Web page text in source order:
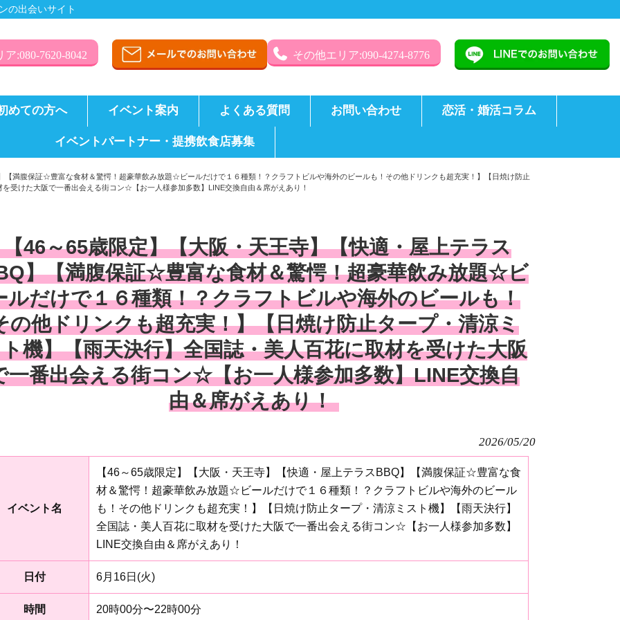
の出会いサイト
:080-7620-8042 その他エリア:090-4274-8776
めての方へ イベント案内 よくある質問 お問い合わせ 恋活・婚活コラム
イベントパートナー・提携飲食店募集
【満腹保証☆豊富な食材＆驚愕！超豪華飲み放題☆ビールだけで１６種類！？クラフトビルや海外のビールも！その他ドリンクも超充実！】【日焼け防止
受けた大阪で一番出会える街コン☆【お一人様参加多数】LINE交換自由＆席がえあり！
【46～65歳限定】【大阪・天王寺】【快適・屋上テラス
】【満腹保証☆豊富な食材＆驚愕！超豪華飲み放題☆ビ
ルだけで１６種類！？クラフトビルや海外のビールも！
の他ドリンクも超充実！】【日焼け防止タープ・清涼ミ
機】【雨天決行】全国誌・美人百花に取材を受けた大阪
一番出会える街コン☆【お一人様参加多数】LINE交換自
由＆席がえあり！
2026/05/20
イベント名
【46～65歳限定】【大阪・天王寺】【快適・屋上テラスBBQ】【満腹保証☆豊富な食
材＆驚愕！超豪華飲み放題☆ビールだけで１６種類！？クラフトビルや海外のビール
も！その他ドリンクも超充実！】【日焼け防止タープ・清涼ミスト機】【雨天決行】
全国誌・美人百花に取材を受けた大阪で一番出会える街コン☆【お一人様参加多数】
LINE交換自由＆席がえあり！
日付 6月16日(火)
時間 20時00分〜22時00分